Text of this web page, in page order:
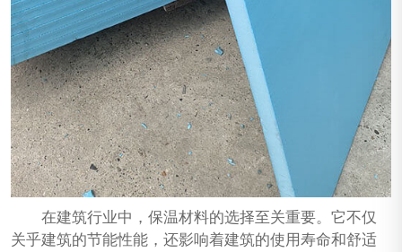
在建筑行业中，保温材料的选择至关重要。它不仅
关乎建筑的节能性能，还影响着建筑的使用寿命和舒适